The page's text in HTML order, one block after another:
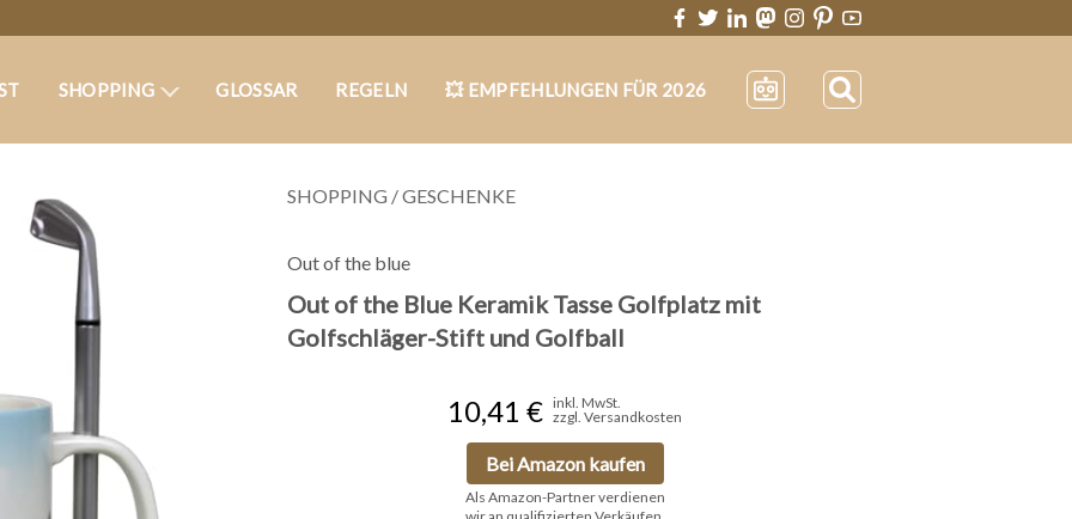
SHOPPING GLOSSAR REGELN 💥 EMPFEHLUNGEN FÜR 2026
SHOPPING /GESCHENKE
Out of the blue
Out of the Blue Keramik Tasse Golfplatz mit
Golfschläger-Stift und Golfball
10,41 € inkl. MwSt.
zzgl. Versandkosten
Bei Amazon kaufen
Als Amazon-Partner verdienen